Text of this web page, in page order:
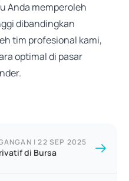
Anda memperoleh
dibandingkan
tim profesional kami,
optimal di pasar
| 22 SEP 2025
di Bursa